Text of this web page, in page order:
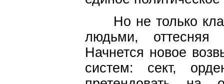
Но не только
людьми, оттесняя
Начнется новое
систем: сект,